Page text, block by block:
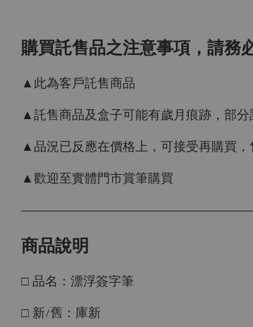
購買託售品之注意事項，請務
▲此為客戶託售商品
▲託售商品及盒子可能有歲月痕跡，部
▲品況已反應在價格上，可接受再購買
▲歡迎至實體門市賞筆購買
商品說明
□ 品名：漂浮簽字筆
□ 新/舊：庫新